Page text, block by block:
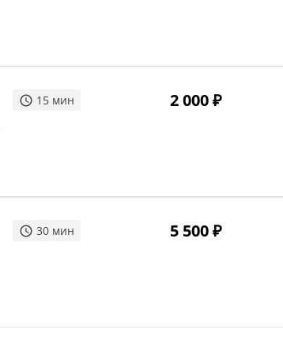
15 мин 2 000₽
30 мин 5 500₽